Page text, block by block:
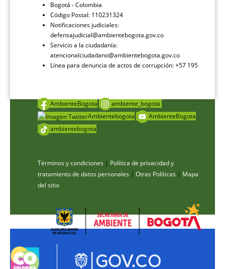
Bogotá - Colombia
Código Postal: 110231324
Notificaciones judiciales:
defensajudicial@ambientebogota.gov.co
Servicio a la ciudadanía:
atencionalciudadano@ambientebogota.gov.co
Línea para denuncia de actos de corrupción: +57 195
AmbienteBogota
ambiente_bogota
Ambientebogota
AmbienteBogota
ambientebogota
Términos y condiciones | Política de privacidad y
tratamiento de datos personales | Otras Políticas | Mapa
del sitio